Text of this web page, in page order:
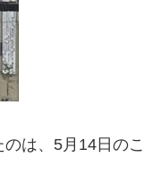
は、5月14日のこ